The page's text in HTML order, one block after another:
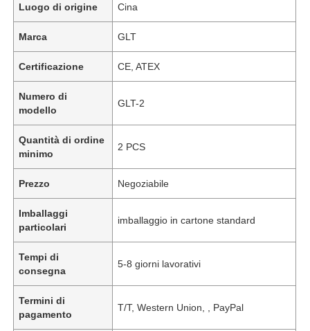
Luogo di origine Cina
Marca GLT
Certificazione CE, ATEX
Numero di
modello
GLT-2
Quantità di ordine
minimo
2 PCS
Prezzo Negoziabile
Imballaggi
particolari
imballaggio in cartone standard
Tempi di
consegna
5-8 giorni lavorativi
Termini di
pagamento
T/T, Western Union, , PayPal